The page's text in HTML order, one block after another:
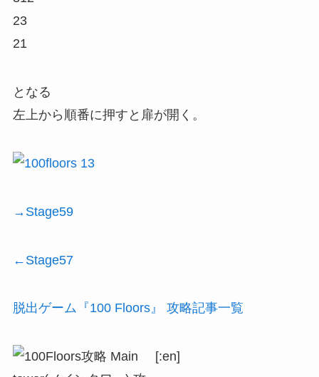
23
21
となる
左上から順番に押すと扉が開く。
→Stage59
←Stage57
脱出ゲーム『100 Floors』 攻略記事一覧
[:en]